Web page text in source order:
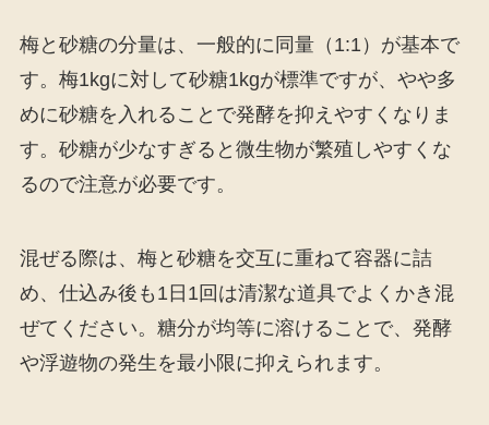
梅と砂糖の分量は、一般的に同量（1:1）が基本で
す。梅1kgに対して砂糖1kgが標準ですが、やや多
めに砂糖を入れることで発酵を抑えやすくなりま
す。砂糖が少なすぎると微生物が繁殖しやすくな
るので注意が必要です。
混ぜる際は、梅と砂糖を交互に重ねて容器に詰
め、仕込み後も1日1回は清潔な道具でよくかき混
ぜてください。糖分が均等に溶けることで、発酵
や浮遊物の発生を最小限に抑えられます。